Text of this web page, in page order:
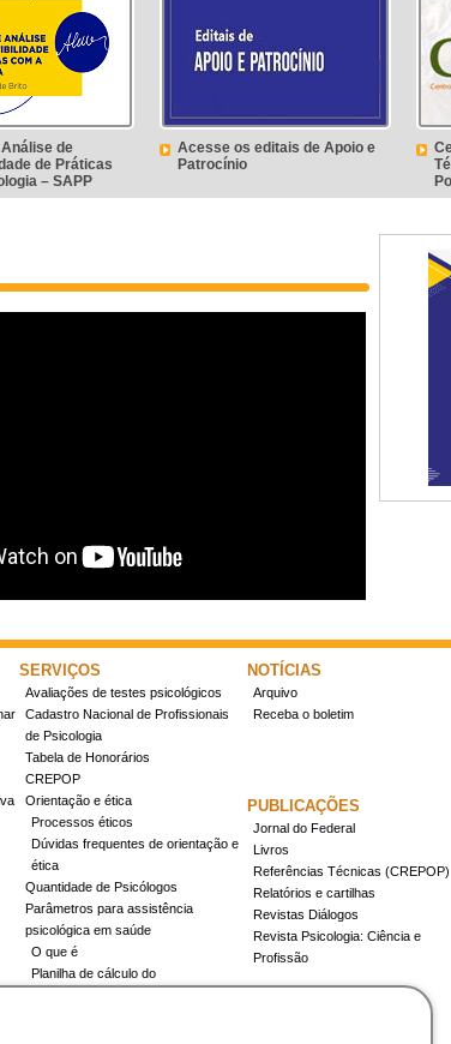
de
de Práticas
– SAPP
Acesse os editais de Apoio e
Patrocínio
SERVIÇOS
Avaliações de testes psicológicos
Cadastro Nacional de Profissionais
de Psicologia
Tabela de Honorários
CREPOP
Orientação e ética
Processos éticos
Dúvidas frequentes de orientação e
ética
Quantidade de Psicólogos
Parâmetros para assistência
psicológica em saúde
O que é
Planilha de cálculo do
NOTÍCIAS
Arquivo
Receba o boletim
PUBLICAÇÕES
Jornal do Federal
Livros
Referências Técnicas (CREPOP)
Relatórios e cartilhas
Revistas Diálogos
Revista Psicologia: Ciência e
Profissão